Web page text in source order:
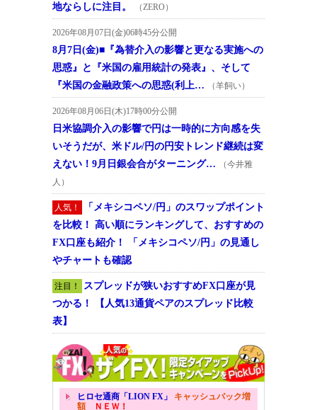
地ならしに注目。
（ZERO）
2026年08月07日(金)06時45分公開
8月7日(金)■『為替介入の影響と更なる実施への
思惑』と『米国の雇用統計の発表』、そして
『米国の金融政策への思惑(利上…
（羊飼い）
2026年08月06日(木)17時00分公開
日米協調介入の影響で円は一時的に方向感を失
いそうだが、米ドル/円の円安トレンド継続は変
えない！9月日銀会合がターニング…
（今井雅
人）
人気！
「メキシコペソ/円」のスワップポイント
を比較！ 高い順にランキングして、おすすめの
FX口座も紹介！ 「メキシコペソ/円」の見通し
やチャートも確認
注目！
スプレッドが狭いおすすめFX口座が見
つかる！ 【人気13通貨ペアのスプレッド比較
表】
ヒロセ通商「LION FX」 キャッシュバック増
額ＮＥＷ！